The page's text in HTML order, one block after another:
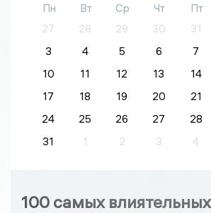
Пн Вт Ср Чт Пт
27
28 29 30 31
3
4 5 6 7
10
11 12 13 14
17
18 19 20 21
24
25 26 27 28
31
1 2 3 4
100 самых